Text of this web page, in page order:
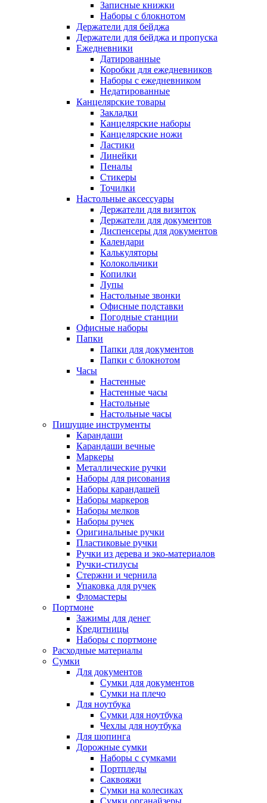
Записные книжки
Наборы с блокнотом
Держатели для бейджа
Держатели для бейджа и пропуска
Ежедневники
Датированные
Коробки для ежедневников
Наборы с ежедневником
Недатированные
Канцелярские товары
Закладки
Канцелярские наборы
Канцелярские ножи
Ластики
Линейки
Пеналы
Стикеры
Точилки
Настольные аксессуары
Держатели для визиток
Держатели для документов
Диспенсеры для документов
Календари
Калькуляторы
Колокольчики
Копилки
Лупы
Настольные звонки
Офисные подставки
Погодные станции
Офисные наборы
Папки
Папки для документов
Папки с блокнотом
Часы
Настенные
Настенные часы
Настольные
Настольные часы
Пишущие инструменты
Карандаши
Карандаши вечные
Маркеры
Металлические ручки
Наборы для рисования
Наборы карандашей
Наборы маркеров
Наборы мелков
Наборы ручек
Оригинальные ручки
Пластиковые ручки
Ручки из дерева и эко-материалов
Ручки-стилусы
Стержни и чернила
Упаковка для ручек
Фломастеры
Портмоне
Зажимы для денег
Кредитницы
Наборы с портмоне
Расходные материалы
Сумки
Для документов
Сумки для документов
Сумки на плечо
Для ноутбука
Сумки для ноутбука
Чехлы для ноутбука
Для шопинга
Дорожные сумки
Наборы с сумками
Портпледы
Саквояжи
Сумки на колесиках
Сумки органайзеры